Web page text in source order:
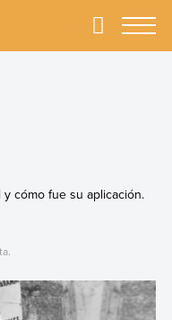
Primary
cómo fue su aplicación.